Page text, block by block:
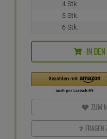
4 Stk.
5 Stk.
6 Stk.
IN
ZUM